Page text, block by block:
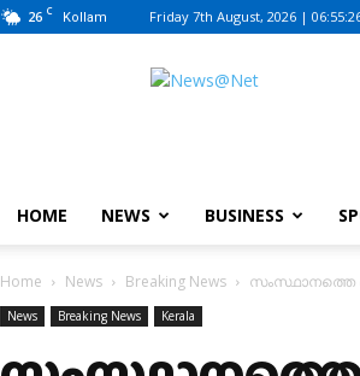
26 C Kollam Friday 7th August, 2026 |
News@Net
HOME NEWS BUSINESS
Home News Breaking News
News Breaking News Kerala